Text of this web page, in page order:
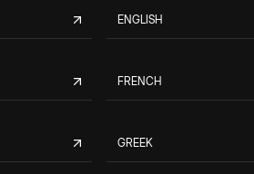
ENGLISH
FRENCH
GREEK